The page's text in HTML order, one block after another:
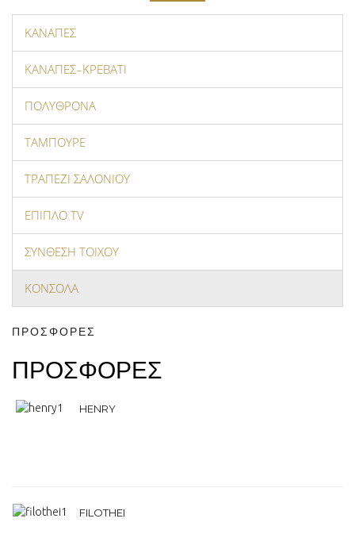
ΚΑΝΑΠΕΣ
ΚΑΝΑΠΕΣ–ΚΡΕΒΑΤΙ
ΠΟΛΥΘΡΟΝΑ
ΤΑΜΠΟΥΡΕ
ΤΡΑΠΕΖΙ ΣΑΛΟΝΙΟΥ
ΕΠΙΠΛΟ ΤV
ΣΥΝΘΕΣΗ ΤΟΙΧΟΥ
ΚΟΝΣΟΛΑ
ΠΡΟΣΦΟΡΕΣ
ΠΡΟΣΦΟΡΕΣ
HENRY
FILOTHEI